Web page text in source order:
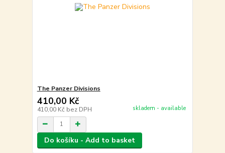
The Panzer Divisions
410,00 Kč
410,00 Kč bez DPH skladem - available
Do košíku - Add to basket